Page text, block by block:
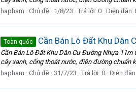
hapham
Chủ đề 1/8/23 Trả lời: 0 Diễn đàn:
Toàn quốc Cần Bán Lô Đất Khu Dân
Cần Bán Lô Đất Khu Dân Cư Đường Nhựa 11m
cây xanh, cống thoát nước, điện đường chuẩn
hapham
Chủ đề 31/7/23 Trả lời: 0 Diễn